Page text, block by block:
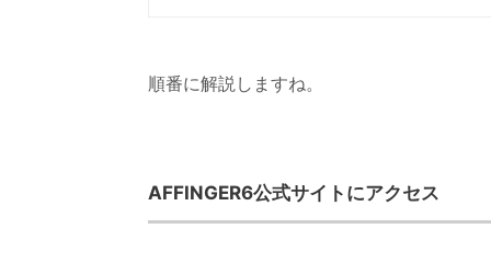
順番に解説しますね。
AFFINGER6公式サイトにアクセス